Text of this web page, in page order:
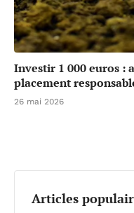
Investir 1 000 euros :
placement
26 mai 2026
Articles